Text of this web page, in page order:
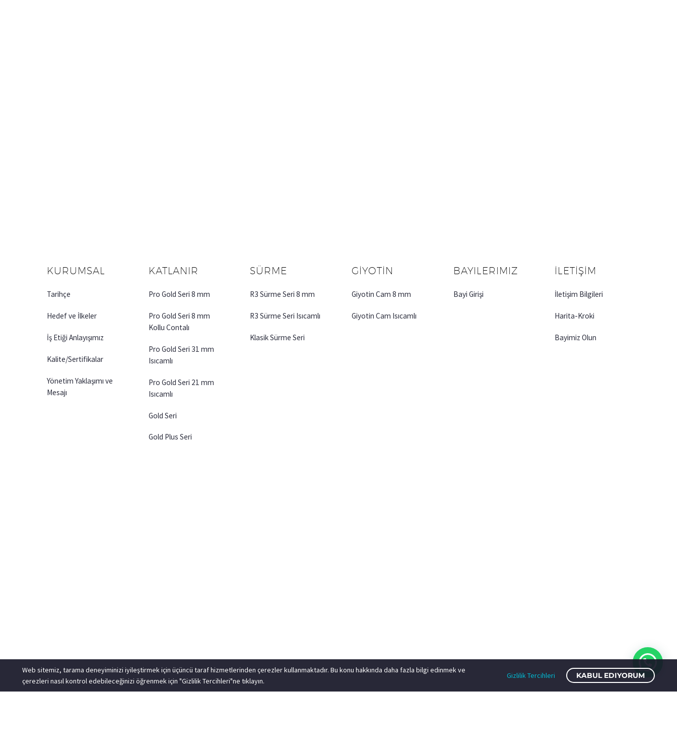
KURUMSAL
Tarihçe
Hedef ve İlkeler
İş Etiği Anlayışımız
Kalite/Sertifikalar
Yönetim Yaklaşımı ve
Mesajı
KATLANIR
Pro Gold Seri 8 mm
Pro Gold Seri 8 mm
Kollu Contalı
Pro Gold Seri 31 mm
Isıcamlı
Pro Gold Seri 21 mm
Isıcamlı
Gold Seri
Gold Plus Seri
SÜRME
R3 Sürme Seri 8 mm
R3 Sürme Seri Isıcamlı
Klasik Sürme Seri
GİYOTİN
Giyotin Cam 8 mm
Giyotin Cam Isıcamlı
BAYILERIMIZ
Bayi Girişi
İLETİŞİM
İletişim Bilgileri
Harita-Kroki
Bayimiz Olun
Web sitemiz, tarama deneyiminizi iyileştirmek için üçüncü taraf hizmetlerinden çerezler kullanmaktadır. Bu konu hakkında daha fazla bilgi edinmek ve
çerezleri nasıl kontrol edebileceğinizi öğrenmek için "Gizlilik Tercihleri"ne tıklayın.
Gizlilik Tercihleri KABUL EDIYORUM